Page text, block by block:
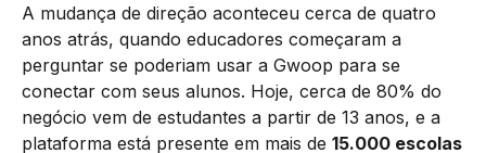
A mudança de direção aconteceu cerca de quatro
anos atrás, quando educadores começaram a
perguntar se poderiam usar a Gwoop para se
conectar com seus alunos. Hoje, cerca de 80% do
negócio vem de estudantes a partir de 13 anos, e a
plataforma está presente em mais de 15.000 escolas